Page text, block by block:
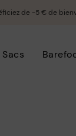
de -5 € de
Sacs